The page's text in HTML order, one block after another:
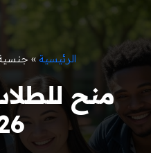
الرئيسية »
منح